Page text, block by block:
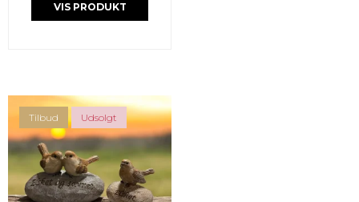
VIS PRODUKT
Tilbud Udsolgt